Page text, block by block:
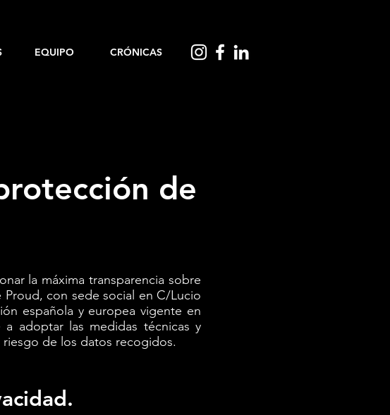
EQUIPO CRÓNICAS
de
la máxima transparencia sobre
con sede social en C/Lucio
española y europea vigente en
adoptar las medidas técnicas y
riesgo de los datos recogidos.